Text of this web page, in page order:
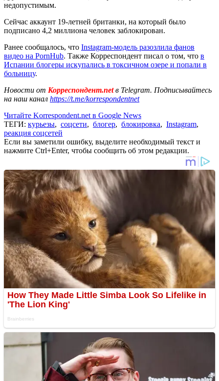
недопустимым.
Сейчас аккаунт 19-летней британки, на который было
подписано 4,2 миллиона человек заблокирован.
Ранее сообщалось, что Instagram-модель разозлила фанов
видео на PornHub. Также Корреспондент писал о том, что в
Испании блогеры искупались в токсичном озере и попали в
больницу.
Новости от Корреспондент.netв Telegram. Подписывайтесь
на наш канал https://t.me/korrespondentnet
Читайте Korrespondent.net в Google News
ТЕГИ: курьезы, соцсети, блогер, блокировка, Instagram,
реакция соцсетей
Если вы заметили ошибку, выделите необходимый текст и
нажмите Ctrl+Enter, чтобы сообщить об этом редакции.